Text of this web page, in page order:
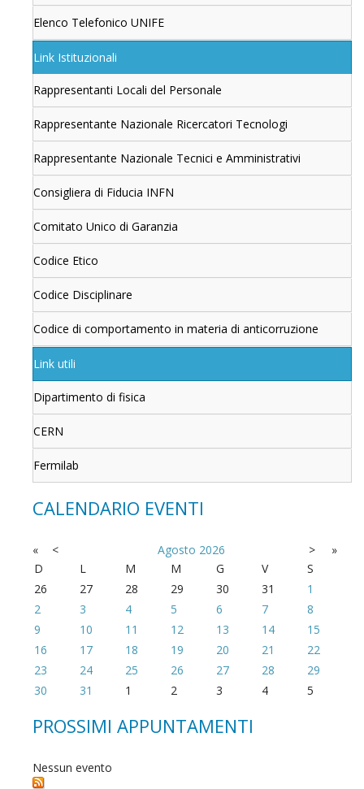
Elenco Telefonico UNIFE
Link Istituzionali
Rappresentanti Locali del Personale
Rappresentante Nazionale Ricercatori Tecnologi
Rappresentante Nazionale Tecnici e Amministrativi
Consigliera di Fiducia INFN
Comitato Unico di Garanzia
Codice Etico
Codice Disciplinare
Codice di comportamento in materia di anticorruzione
Link utili
Dipartimento di fisica
CERN
Fermilab
CALENDARIO EVENTI
« < Agosto 2026 >
»
D
L M M G V
S
26
27 28 29 30 31
1
2
3 4 5 6 7
8
9
10 11 12 13 14
15
16
17 18 19 20 21
22
23
24 25 26 27 28
29
30
31 1 2 3 4 5
PROSSIMI APPUNTAMENTI
Nessun evento